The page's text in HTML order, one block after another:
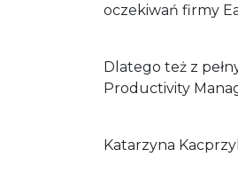
oczekiwań firmy
Dlatego też z
Productivity
Katarzyna